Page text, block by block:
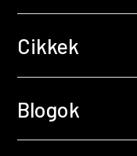
Cikkek
Blogok